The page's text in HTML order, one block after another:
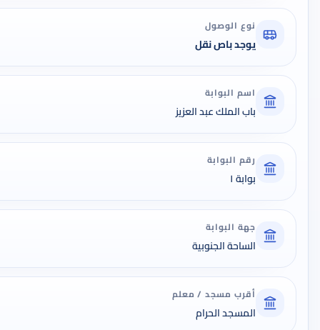
نوع الوصول
يوجد باص نقل
اسم البوابة
باب الملك عبد العزيز
رقم البوابة
بوابة ١
جهة البوابة
الساحة الجنوبية
أقرب مسجد / معلم
المسجد الحرام